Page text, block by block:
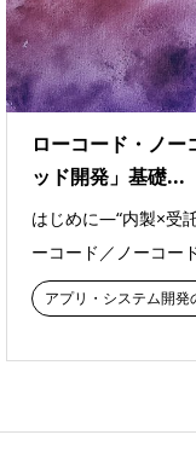
ローコード・ノー
ッド開発」基礎...
はじめに―“内製×受
ーコード／ノーコー
アプリ・システム開発